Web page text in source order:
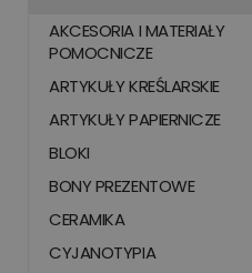
AKCESORIA I MATERIAŁY
POMOCNICZE
ARTYKUŁY KREŚLARSKIE
ARTYKUŁY PAPIERNICZE
BLOKI
BONY PREZENTOWE
CERAMIKA
CYJANOTYPIA